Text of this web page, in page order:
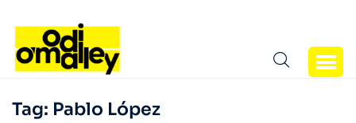
Tag: Pablo López